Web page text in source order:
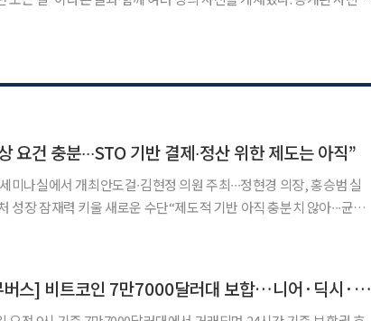
요건 충분∙∙∙STO 기반 결제∙정산 위한 제도는 아직”
미나실에서 개최안도걸∙김현정 의원 주최∙∙∙정현경 의장, 홍승범 실
성장 잠재력 키울 새로운 수단“제도적 기반 아직 충분치 않아∙∙∙균형
[데일리 크립토 무버스] 비트코인 7만7000달러대 보합…니어·딕시·셀레스티아 강세